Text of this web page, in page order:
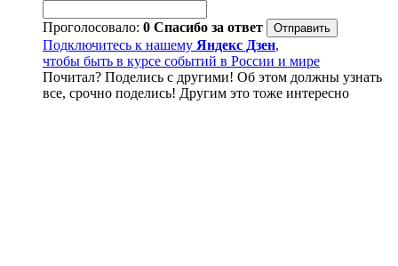
Проголосовало: 0 Спасибо за ответ
Подключитесь к нашему Яндекс Дзен,
чтобы быть в курсе событий в России и мире
Почитал? Поделись с другими! Об этом должны узнать
все, срочно поделись! Другим это тоже интересно